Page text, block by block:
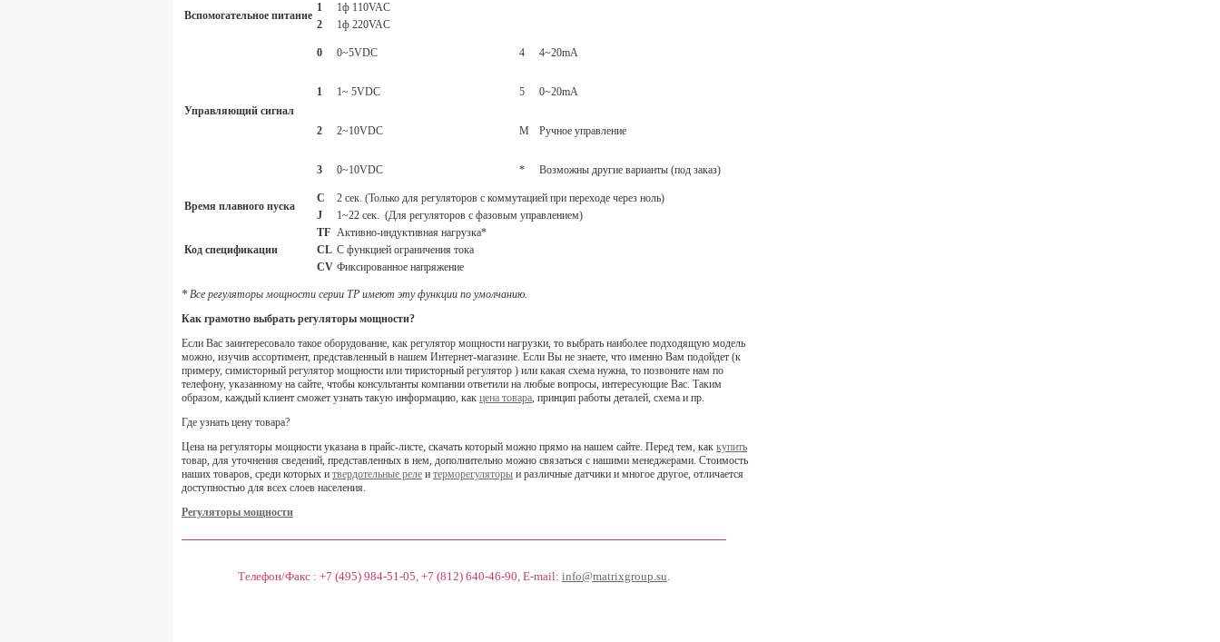
Вспомогательное питание
1
1ф 110VAC
2
1ф 220VAC
Управляющий сигнал
0 0~5VDC 4 4~20mA
1 1~ 5VDC 5 0~20mA
2 2~10VDC M Ручное управление
3 0~10VDC * Возможны другие варианты (под заказ)
Время плавного пуска
C
2 сек. (Только для регуляторов с коммутацией при переходе через ноль)
J
1~22 сек. (Для регуляторов с фазовым управлением)
Код спецификации
TF Активно-индуктивная нагрузка*
CL С функцией ограничения тока
CV Фиксированное напряжение
* Все регуляторы мощности серии ТР имеют эту функции по умолчанию.
Как грамотно выбрать регуляторы мощности?
Если Вас заинтересовало такое оборудование, как регулятор мощности нагрузки, то выбрать наиболее подходящую модель
можно, изучив ассортимент, представленный в нашем Интернет-магазине. Если Вы не знаете, что именно Вам подойдет (к
примеру, симисторный регулятор мощности или тиристорный регулятор ) или какая схема нужна, то позвоните нам по
телефону, указанному на сайте, чтобы консультанты компании ответили на любые вопросы, интересующие Вас. Таким
образом, каждый клиент сможет узнать такую информацию, как цена товара, принцип работы деталей, схема и пр.
Где узнать цену товара?
Цена на регуляторы мощности указана в прайс-листе, скачать который можно прямо на нашем сайте. Перед тем, как купить
товар, для уточнения сведений, представленных в нем, дополнительно можно связаться с нашими менеджерами. Стоимость
наших товаров, среди которых и твердотельные реле и терморегуляторы и различные датчики и многое другое, отличается
доступностью для всех слоев населения.
Регуляторы мощности
Телефон/Факс : +7 (495) 984-51-05, +7 (812) 640-46-90, E-mail: info@matrixgroup.su.